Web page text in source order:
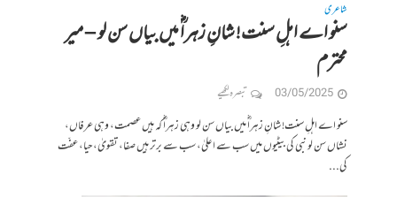
شاعری
سنو اے اہلِ سنت! شانِ زہراؓ میں بیاں سن لو – میر
محترم
03/05/2025 تبصرہ لکھیے
سنو اے اہلِ سنت! شانِ زہراؓ میں بیاں سن لو وہی زہراؓ کہ ہیں عصمت، وہی عرفاں،
نشاں سن لو نبی کی بیٹیوں میں سب سے اعلیٰ، سب سے برتر ہیں صفا، تقویٰ، حیا، عفّت
کی...